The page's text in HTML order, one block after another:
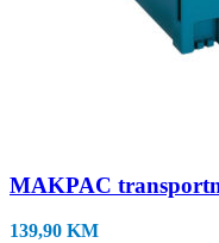
MAKPAC
139,90 KM